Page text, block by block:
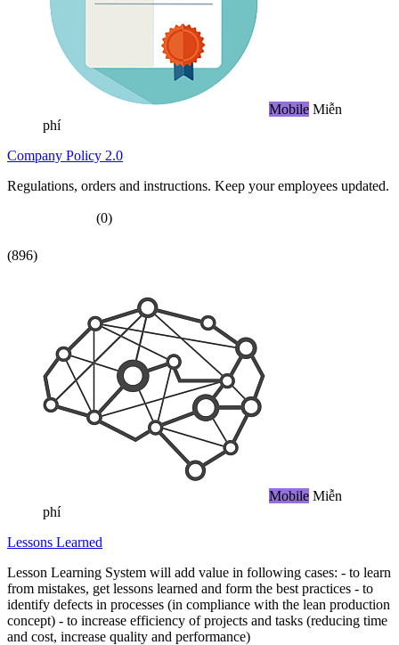
Mobile Miễn
phí
Company Policy 2.0
Regulations, orders and instructions. Keep your employees updated.
(0)
(896)
Mobile Miễn
phí
Lessons Learned
Lesson Learning System will add value in following cases: - to learn
from mistakes, get lessons learned and form the best practices - to
identify defects in processes (in compliance with the lean production
concept) - to increase efficiency of projects and tasks (reducing time
and cost, increase quality and performance)